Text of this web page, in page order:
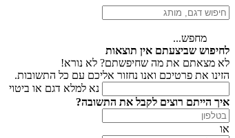
מחפש...
לחיפוש שביצעתם אין תוצאות
לא מצאתם את מה שחיפשתם? לא נורא!
הזינו את פרטיכם ואנו נחזור אליכם עם כל התשובות.
נא למלא דגם או ביטוי
איך הייתם רוצים לקבל את התשובה?
או